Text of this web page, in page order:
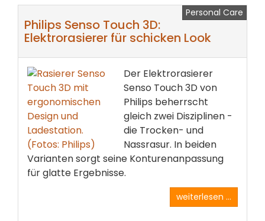
Personal Care
Philips Senso Touch 3D:
Elektrorasierer für schicken Look
Der Elektrorasierer
Senso Touch 3D von
Philips beherrscht
gleich zwei Disziplinen -
die Trocken- und
Nassrasur. In beiden
Varianten sorgt seine Konturenanpassung
für glatte Ergebnisse.
weiterlesen ...